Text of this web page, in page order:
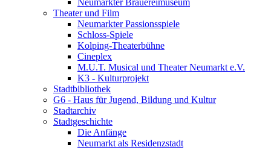
Neumarkter Brauereimuseum
Theater und Film
Neumarkter Passionsspiele
Schloss-Spiele
Kolping-Theaterbühne
Cineplex
M.U.T. Musical und Theater Neumarkt e.V.
K3 - Kulturprojekt
Stadtbibliothek
G6 - Haus für Jugend, Bildung und Kultur
Stadtarchiv
Stadtgeschichte
Die Anfänge
Neumarkt als Residenzstadt